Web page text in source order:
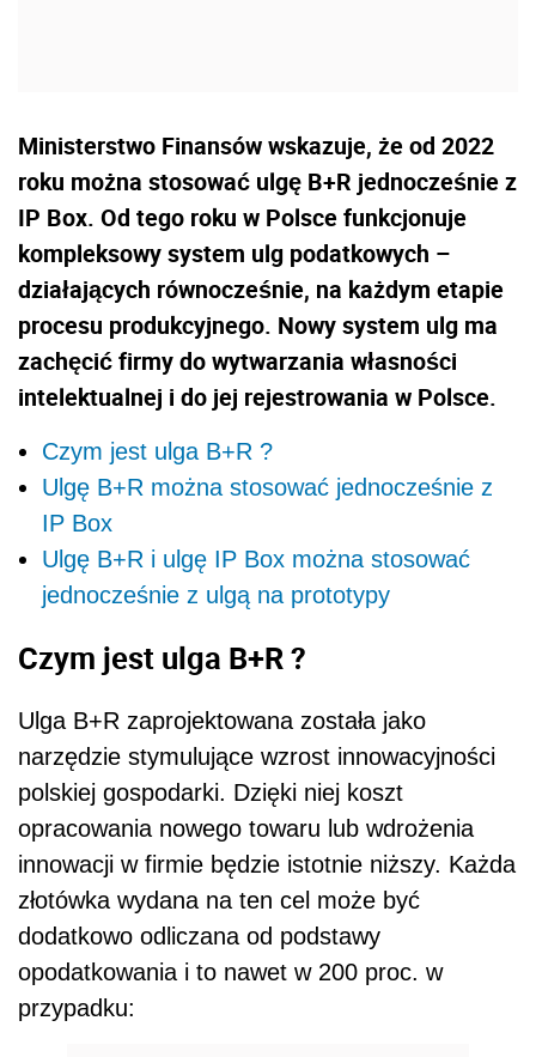
Ministerstwo Finansów wskazuje, że od 2022
roku można stosować ulgę B+R jednocześnie z
IP Box. Od tego roku w Polsce funkcjonuje
kompleksowy system ulg podatkowych –
działających równocześnie, na każdym etapie
procesu produkcyjnego. Nowy system ulg ma
zachęcić firmy do wytwarzania własności
intelektualnej i do jej rejestrowania w Polsce.
Czym jest ulga B+R ?
Ulgę B+R można stosować jednocześnie z
IP Box
Ulgę B+R i ulgę IP Box można stosować
jednocześnie z ulgą na prototypy
Czym jest ulga B+R ?
Ulga B+R zaprojektowana została jako
narzędzie stymulujące wzrost innowacyjności
polskiej gospodarki. Dzięki niej koszt
opracowania nowego towaru lub wdrożenia
innowacji w firmie będzie istotnie niższy. Każda
złotówka wydana na ten cel może być
dodatkowo odliczana od podstawy
opodatkowania i to nawet w 200 proc. w
przypadku: